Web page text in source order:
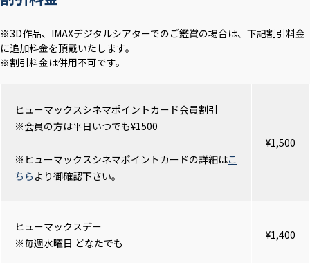
※3D作品、IMAXデジタルシアターでのご鑑賞の場合は、下記割引料金
に追加料金を頂戴いたします。
※割引料金は併用不可です。
ヒューマックスシネマポイントカード会員割引
※会員の方は平日いつでも¥1500
※ヒューマックスシネマポイントカードの詳細はこ
ちら より御確認下さい。
¥1,500
ヒューマックスデー
※毎週水曜日 どなたでも
¥1,400